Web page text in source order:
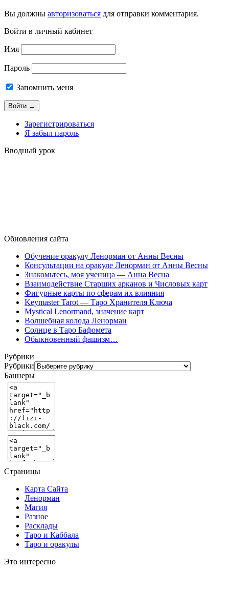
Вы должны авторизоваться для отправки комментария.
Войти в личный кабинет
Имя
Пароль
Запомнить меня
Зарегистрироваться
Я забыл пароль
Вводный урок
Обновления сайта
Обучение оракулу Ленорман от Анны Весны
Консультации на оракуле Ленорман от Анны Весны
Знакомьтесь, моя ученица — Анна Весна
Взаимодействие Старших арканов и Числовых карт
Фигурные карты по сферам их влияния
Keymaster Tarot — Таро Хранителя Ключа
Mystical Lenormand, значение карт
Волшебная колода Ленорман
Солнце в Таро Бафомета
Обыкновенный фашизм…
Рубрики
Рубрики
Баннеры
Страницы
Карта Сайта
Ленорман
Магия
Разное
Расклады
Таро и Каббала
Таро и оракулы
Это интересно